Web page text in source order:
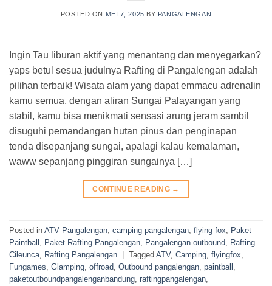
POSTED ON MEI 7, 2025 BY PANGALENGAN
Ingin Tau liburan aktif yang menantang dan menyegarkan?
yaps betul sesua judulnya Rafting di Pangalengan adalah
pilihan terbaik! Wisata alam yang dapat emmacu adrenalin
kamu semua, dengan aliran Sungai Palayangan yang
stabil, kamu bisa menikmati sensasi arung jeram sambil
disuguhi pemandangan hutan pinus dan penginapan
tenda disepanjang sungai, apalagi kalau kemalaman,
waww sepanjang pinggiran sungainya […]
CONTINUE READING →
Posted in ATV Pangalengan, camping pangalengan, flying fox, Paket
Paintball , Paket Rafting Pangalengan, Pangalengan outbound, Rafting
Cileunca, Rafting Pangalengan Tagged ATV, Camping, flyingfox,
Fungames, Glamping, offroad, Outbound pangalengan, paintball ,
paketoutboundpangalenganbandung, raftingpangalengan,